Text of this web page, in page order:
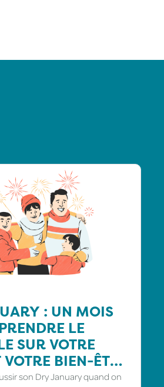
: UN MOIS
LE
SUR VOTRE
BIEN-ÊTRE
son Dry January quand on